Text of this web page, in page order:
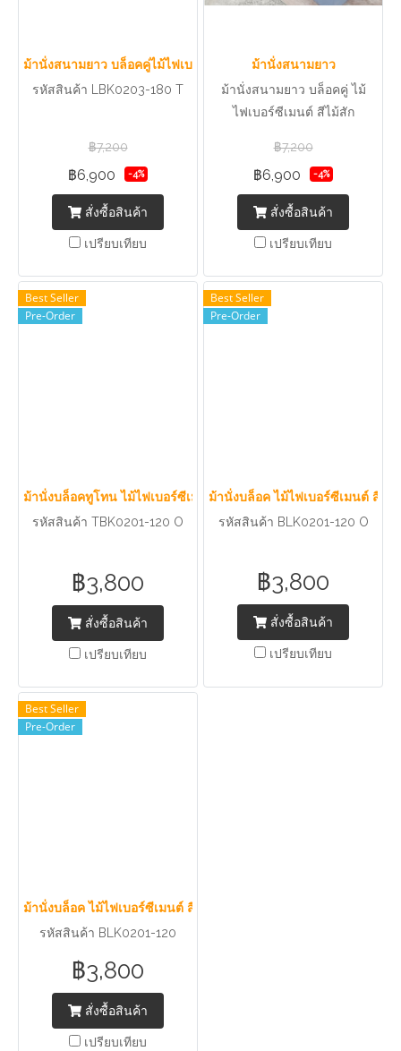
ม้านั่งสนามยาว บล็อคคู่ไม้ไฟเบอร์ซีเมนต์ สีไม้สัก
รหัสสินค้า LBK0203-180 T
฿7,200
฿6,900 -4%
สั่งซื้อสินค้า
เปรียบเทียบ
ม้านั่งสนามยาว
ม้านั่งสนามยาว บล็อคคู่ ไม้
ไฟเบอร์ซีเมนต์ สีไม้สัก
฿7,200
฿6,900 -4%
สั่งซื้อสินค้า
เปรียบเทียบ
Best Seller
Pre-Order
ม้านั่งบล็อคทูโทน ไม้ไฟเบอร์ซีเมนต์ สีไม้โอ๊ค
รหัสสินค้า TBK0201-120 O
฿3,800
สั่งซื้อสินค้า
เปรียบเทียบ
Best Seller
Pre-Order
ม้านั่งบล็อค ไม้ไฟเบอร์ซีเมนต์ สีไม้
รหัสสินค้า BLK0201-120 O
฿3,800
สั่งซื้อสินค้า
เปรียบเทียบ
Best Seller
Pre-Order
ม้านั่งบล็อค ไม้ไฟเบอร์ซีเมนต์ สีไม้สัก
รหัสสินค้า BLK0201-120
฿3,800
สั่งซื้อสินค้า
เปรียบเทียบ